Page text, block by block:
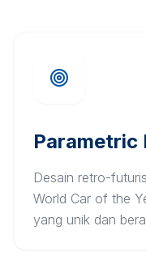
Parametric
Desain retro-
World Car of the
yang unik dan